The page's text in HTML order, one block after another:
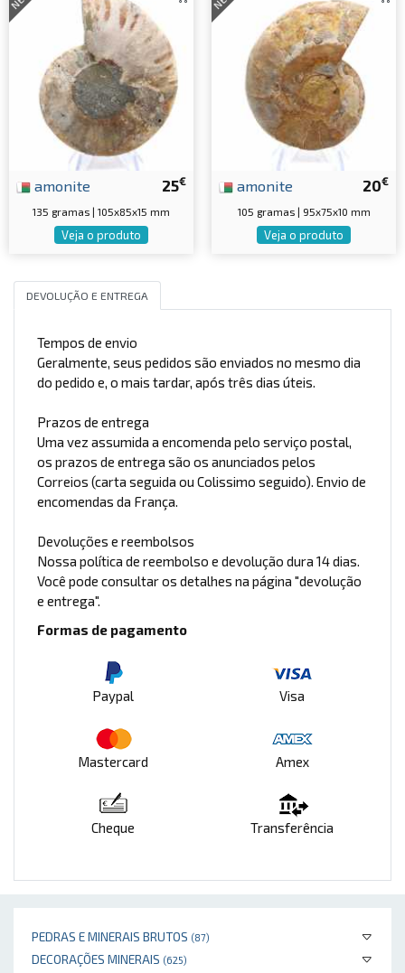
PEDRAS E MINERAIS BRUTOS (87)
DECORAÇÕES MINERAIS (625)
25€
amonite
135 gramas | 105x85x15 mm
Veja o produto
20€
amonite
105 gramas | 95x75x10 mm
Veja o produto
DEVOLUÇÃO E ENTREGA
Tempos de envio
Geralmente, seus pedidos são enviados no mesmo dia
do pedido e, o mais tardar, após três dias úteis.
Prazos de entrega
Uma vez assumida a encomenda pelo serviço postal,
os prazos de entrega são os anunciados pelos
Correios (carta seguida ou Colissimo seguido). Envio de
encomendas da França.
Devoluções e reembolsos
Nossa política de reembolso e devolução dura 14 dias.
Você pode consultar os detalhes na página "devolução
e entrega".
Formas de pagamento
Paypal Visa
Mastercard Amex
Cheque Transferência